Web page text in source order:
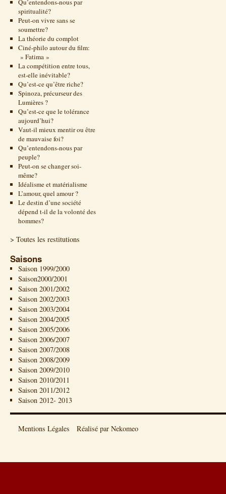
Qu’entendons-nous par
spiritualité?
Peut-on vivre sans se
soumettre?
La théorie du complot
Ciné-philo autour du film:
» Fatima »
La compétition entre tous,
est-elle inévitable?
Qu’est-ce qu’être riche?
Spinoza, précurseur des
Lumières ?
Qu’est-ce que le tolérance
aujourd’hui?
Vaut-il mieux mentir ou être
de mauvaise foi?
Qu’entendons-nous par
peuple?
Peut-on se changer soi-
même?
Idéalisme et matérialisme
L’amour, quel amour ?
Le destin d’une société
dépend t-il de la volonté des
hommes?
> Toutes les restitutions
Saisons
Saison 1999/2000
Saison2000/2001
Saison 2001/2002
Saison 2002/2003
Saison 2003/2004
Saison 2004/2005
Saison 2005/2006
Saison 2006/2007
Saison 2007/2008
Saison 2008/2009
Saison 2009/2010
Saison 2010/2011
Saison 2011/2012
Saison 2012- 2013
Mentions Légales Réalisé par Nekomeo